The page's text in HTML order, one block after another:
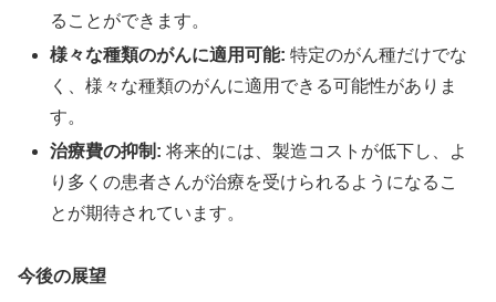
ることができます。
様々な種類のがんに適用可能: 特定のがん種だけでな
く、様々な種類のがんに適用できる可能性がありま
す。
治療費の抑制: 将来的には、製造コストが低下し、よ
り多くの患者さんが治療を受けられるようになるこ
とが期待されています。
今後の展望